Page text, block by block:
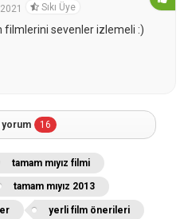
Sıkı Üye
filmlerini sevenler izlemeli :)
yorum 16
tamam mıyız filmi
tamam mıyız 2013
yerli film önerileri